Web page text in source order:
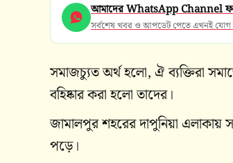
আমাদের WhatsApp Channel
সর্বশেষ খবর ও আপডেট পেতে এখনই যোগ
সমাজচ্যুত অর্থ হলো, ঐ ব্যক্তিরা
বহিষ্কার করা হলো তাদের।
জামালপুর শহরের দাপুনিয়া এলাকায়
পড়ে।